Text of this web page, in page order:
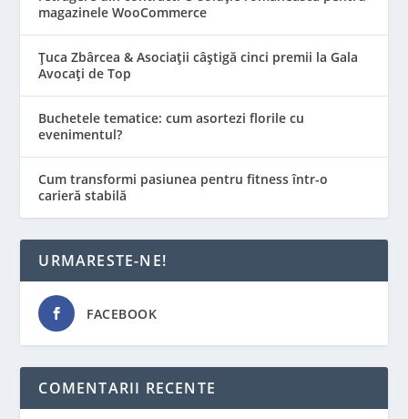
magazinele WooCommerce
Țuca Zbârcea & Asociații câștigă cinci premii la Gala
Avocați de Top
Buchetele tematice: cum asortezi florile cu
evenimentul?
Cum transformi pasiunea pentru fitness într-o
carieră stabilă
URMARESTE-NE!
FACEBOOK
COMENTARII RECENTE